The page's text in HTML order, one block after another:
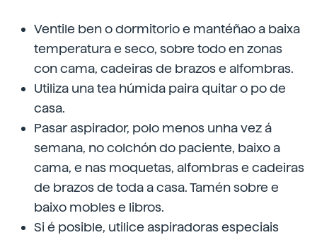
Ventile ben o dormitorio e mantéñao a baixa
temperatura e seco, sobre todo en zonas
con cama, cadeiras de brazos e alfombras.
Utiliza una tea húmida paira quitar o po de
casa.
Pasar aspirador, polo menos unha vez á
semana, no colchón do paciente, baixo a
cama, e nas moquetas, alfombras e cadeiras
de brazos de toda a casa. Tamén sobre e
baixo mobles e libros.
Si é posible, utilice aspiradoras especiais